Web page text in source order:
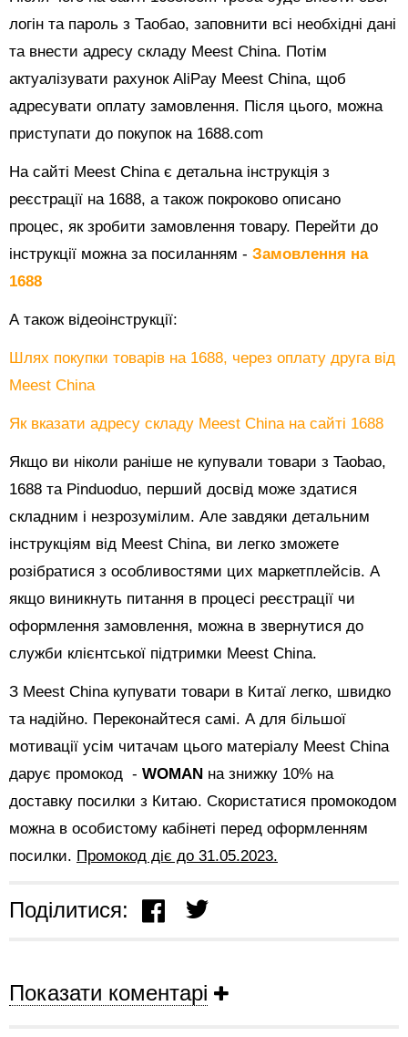
логін та пароль з Таобао, заповнити всі необхідні дані
та внести адресу складу Meest China. Потім
актуалізувати рахунок AliPay Meest China, щоб
адресувати оплату замовлення. Після цього, можна
приступати до покупок на 1688.com
На сайті Meest China є детальна інструкція з
реєстрації на 1688, а також покроково описано
процес, як зробити замовлення товару. Перейти до
інструкції можна за посиланням - Замовлення на
1688
А також відеоінструкції:
Шлях покупки товарів на 1688, через оплату друга від
Meest China
Як вказати адресу складу Meest China на сайті 1688
Якщо ви ніколи раніше не купували товари з Taobao,
1688 та Pinduoduo, перший досвід може здатися
складним і незрозумілим. Але завдяки детальним
інструкціям від Meest China, ви легко зможете
розібратися з особливостями цих маркетплейсів. А
якщо виникнуть питання в процесі реєстрації чи
оформлення замовлення, можна в звернутися до
служби клієнтської підтримки Meest China.
З Meest China купувати товари в Китаї легко, швидко
та надійно. Переконайтеся самі. А для більшої
мотивації усім читачам цього матеріалу Meest China
дарує промокод - WOMAN на знижку 10% на
доставку посилки з Китаю. Скористатися промокодом
можна в особистому кабінеті перед оформленням
посилки. Промокод діє до 31.05.2023.
Поділитися:
Показати коментарі